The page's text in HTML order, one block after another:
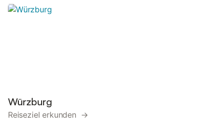
Würzburg
Reiseziel erkunden →